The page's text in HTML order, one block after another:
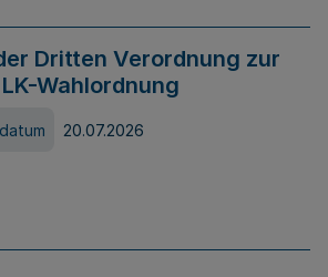
Dritten Verordnung zur
Wahlordnung
20.07.2026